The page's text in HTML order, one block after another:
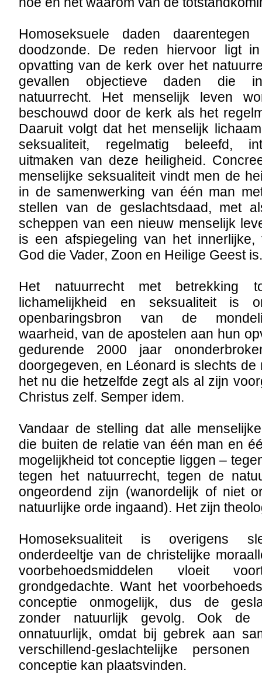
Homoseksuele daden
doodzonde. De reden hiervoor ligt
opvatting van de kerk over het
gevallen objectieve daden die
natuurrecht. Het menselijk leven
beschouwd door de kerk als het
Daaruit volgt dat het menselijk
seksualiteit, regelmatig beleefd,
uitmaken van deze heiligheid.
menselijke seksualiteit vindt men de
in de samenwerking van één man
stellen van de geslachtsdaad, met
scheppen van een nieuw menselijk
is een afspiegeling van het innerlijke,
God die Vader, Zoon en Heilige Geest
Het natuurrecht met betrekking
lichamelijkheid en seksualiteit is
openbaringsbron van de
waarheid, van de apostelen aan hun
gedurende 2000 jaar
doorgegeven, en Léonard is slechts de
het nu die hetzelfde zegt als al zijn
Christus zelf. Semper idem.
Vandaar de stelling dat alle
die buiten de relatie van één man en
mogelijkheid tot conceptie liggen –
tegen het natuurrecht, tegen de
ongeordend zijn (wanordelijk of niet
natuurlijke orde ingaand). Het zijn
Homoseksualiteit is overigens
onderdeeltje van de christelijke
voorbehoedsmiddelen vloeit
grondgedachte. Want het
conceptie onmogelijk, dus de
zonder natuurlijk gevolg. Ook de
onnatuurlijk, omdat bij gebrek aan
verschillend-geslachtelijke
conceptie kan plaatsvinden.